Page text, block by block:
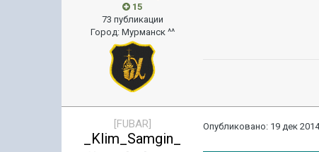
15
73 публикации
Город: Мурманск ^^
[FUBAR]
_Klim_Samgin_
Опубликовано: 19 дек